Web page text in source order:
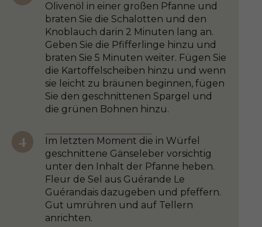
Olivenöl in einer großen Pfanne und
braten Sie die Schalotten und den
Knoblauch darin 2 Minuten lang an.
Geben Sie die Pfifferlinge hinzu und
braten Sie 5 Minuten weiter. Fügen Sie
die Kartoffelscheiben hinzu und wenn
sie leicht zu bräunen beginnen, fügen
Sie den geschnittenen Spargel und
die grünen Bohnen hinzu.
Im letzten Moment die in Würfel
geschnittene Gänseleber vorsichtig
unter den Inhalt der Pfanne heben.
Fleur de Sel aus Guérande Le
Guérandais dazugeben und pfeffern.
Gut umrühren und auf Tellern
anrichten.